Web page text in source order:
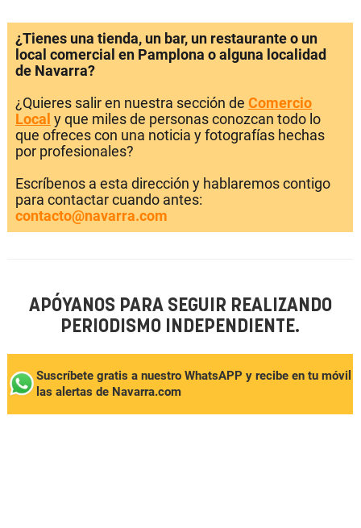
¿Tienes una tienda, un bar, un restaurante o un
local comercial en Pamplona o alguna localidad
de Navarra?
¿Quieres salir en nuestra sección de Comercio
Local y que miles de personas conozcan todo lo
que ofreces con una noticia y fotografías hechas
por profesionales?
Escríbenos a esta dirección y hablaremos contigo
para contactar cuando antes:
contacto@navarra.com
APÓYANOS PARA SEGUIR REALIZANDO
PERIODISMO INDEPENDIENTE.
Suscríbete gratis a nuestro WhatsAPP y recibe en tu móvil
las alertas de Navarra.com